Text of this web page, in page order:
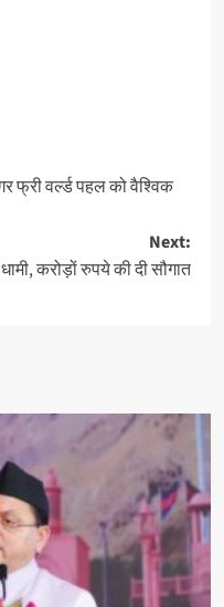
फ्री वर्ल्ड पहल को वैश्विक
Next:
करोड़ों रुपये की दी सौगात